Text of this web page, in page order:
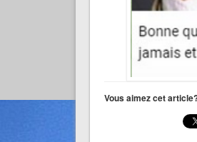
Vous aimez cet